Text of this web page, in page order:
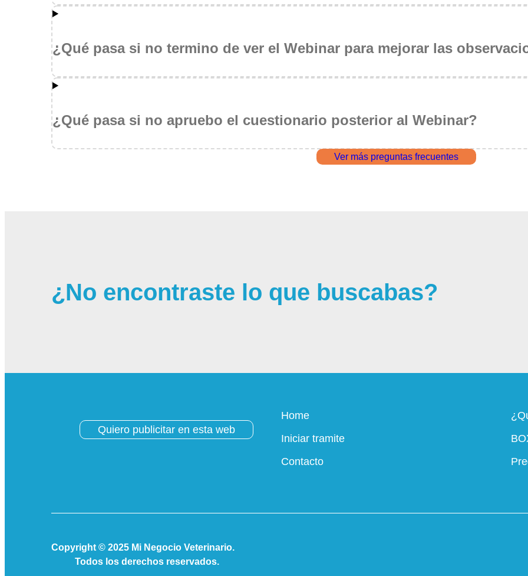
¿Qué pasa si no termino de ver el Webinar para mejorar las
¿Qué pasa si no apruebo el cuestionario posterior al Webinar?
Ver más preguntas frecuentes
¿No encontraste lo que buscabas?
Quiero publicitar en esta web
Home
Iniciar tramite
Contacto
Copyright © 2025 Mi Negocio Veterinario.
Todos los derechos reservados.